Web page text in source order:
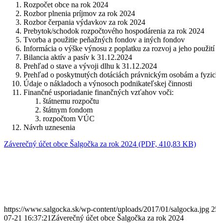
Rozpočet obce na rok 2024
Rozbor plnenia príjmov za rok 2024
Rozbor čerpania výdavkov za rok 2024
Prebytok/schodok rozpočtového hospodárenia za rok 2024
Tvorba a použitie peňažných fondov a iných fondov
Informácia o výške výnosu z poplatku za rozvoj a jeho použití
Bilancia aktív a pasív k 31.12.2024
Prehľad o stave a vývoji dlhu k 31.12.2024
Prehľad o poskytnutých dotáciách právnickým osobám a
Údaje o nákladoch a výnosoch podnikateľskej činnosti
Finančné usporiadanie finančných vzťahov voči:
štátnemu rozpočtu
štátnym fondom
rozpočtom VÚC
Návrh uznesenia
Záverečný účet obce Šalgočka za rok 2024 (PDF, 410,83 KB)
https://www.salgocka.sk/wp-content/uploads/2017/01/salgocka.jpg
07-21 16:37:21 Záverečný účet obce Šalgočka za rok 2024